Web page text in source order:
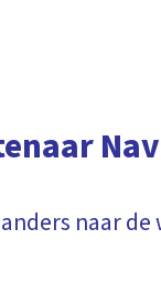
naar de